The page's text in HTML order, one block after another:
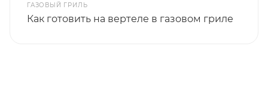
ГАЗОВЫЙ ГРИЛЬ
Как готовить на вертеле в газовом гриле